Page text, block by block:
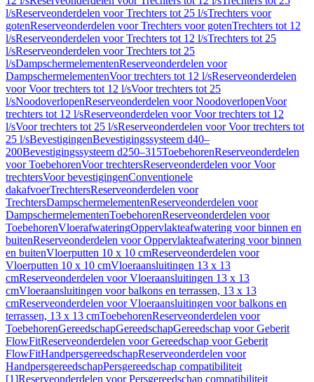
l/sReserveonderdelen voor Trechters tot 25 l/sTrechters voor
gotenReserveonderdelen voor Trechters voor gotenTrechters tot 12
l/sReserveonderdelen voor Trechters tot 12 l/sTrechters tot 25
l/sReserveonderdelen voor Trechters tot 25
l/sDampschermelementenReserveonderdelen voor
DampschermelementenVoor trechters tot 12 l/sReserveonderdelen
voor Voor trechters tot 12 l/sVoor trechters tot 25
l/sNoodoverlopenReserveonderdelen voor NoodoverlopenVoor
trechters tot 12 l/sReserveonderdelen voor Voor trechters tot 12
l/sVoor trechters tot 25 l/sReserveonderdelen voor Voor trechters tot
25 l/sBevestigingenBevestigingssysteem d40–
200Bevestigingssysteem d250–315ToebehorenReserveonderdelen
voor ToebehorenVoor trechtersReserveonderdelen voor Voor
trechtersVoor bevestigingenConventionele
dakafvoerTrechtersReserveonderdelen voor
TrechtersDampschermelementenReserveonderdelen voor
DampschermelementenToebehorenReserveonderdelen voor
ToebehorenVloerafwateringOppervlakteafwatering voor binnen en
buitenReserveonderdelen voor Oppervlakteafwatering voor binnen
en buitenVloerputten 10 x 10 cmReserveonderdelen voor
Vloerputten 10 x 10 cmVloeraansluitingen 13 x 13
cmReserveonderdelen voor Vloeraansluitingen 13 x 13
cmVloeraansluitingen voor balkons en terrassen, 13 x 13
cmReserveonderdelen voor Vloeraansluitingen voor balkons en
terrassen, 13 x 13 cmToebehorenReserveonderdelen voor
ToebehorenGereedschapGereedschapGereedschap voor Geberit
FlowFitReserveonderdelen voor Gereedschap voor Geberit
FlowFitHandpersgereedschapReserveonderdelen voor
HandpersgereedschapPersgereedschap compatibiliteit
[1]Reserveonderdelen voor Persgereedschap compatibiliteit